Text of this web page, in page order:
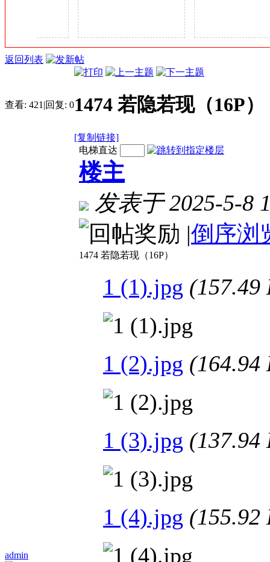
返回列表
查看: 421 |回复: 01474 若隐若现（16P）
[复制链接]
admin
电梯直达
楼主
发表于 2025-5-8
|倒序浏
1474 若隐若现（16P）
1 (1).jpg
1 (2).jpg
1 (3).jpg
1 (4).jpg